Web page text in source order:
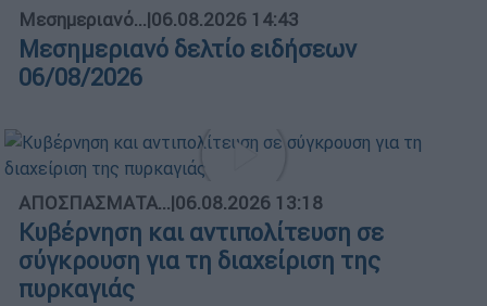
Μεσημεριανό...|06.08.2026 14:43
Μεσημεριανό δελτίο ειδήσεων
06/08/2026
ΑΠΟΣΠΑΣΜΑΤΑ...|06.08.2026 13:18
Κυβέρνηση και αντιπολίτευση σε
σύγκρουση για τη διαχείριση της
πυρκαγιάς